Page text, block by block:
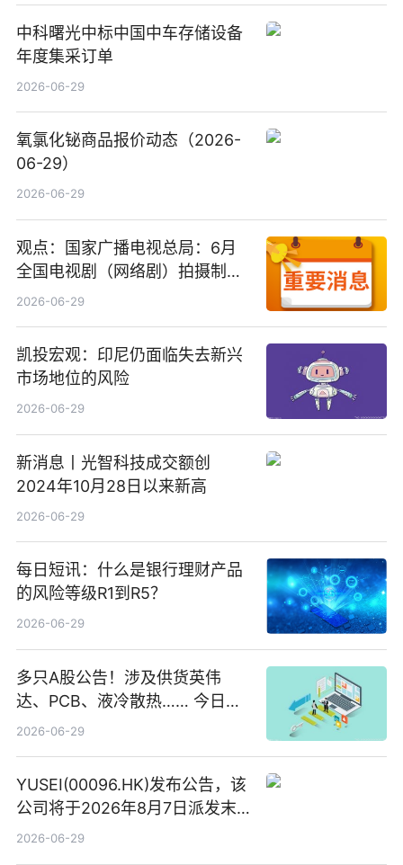
中科曙光中标中国中车存储设备
年度集采订单
2026-06-29
氧氯化铋商品报价动态（2026-
06-29）
2026-06-29
观点：国家广播电视总局：6月
全国电视剧（网络剧）拍摄制作
备案公示剧目197部
2026-06-29
凯投宏观：印尼仍面临失去新兴
市场地位的风险
2026-06-29
新消息丨光智科技成交额创
2024年10月28日以来新高
2026-06-29
每日短讯：什么是银行理财产品
的风险等级R1到R5？
2026-06-29
多只A股公告！涉及供货英伟
达、PCB、液冷散热…… 今日快
讯
2026-06-29
YUSEI(00096.HK)发布公告，该
公司将于2026年8月7日派发末
期股息每股人民币0.013元 每日
2026-06-29